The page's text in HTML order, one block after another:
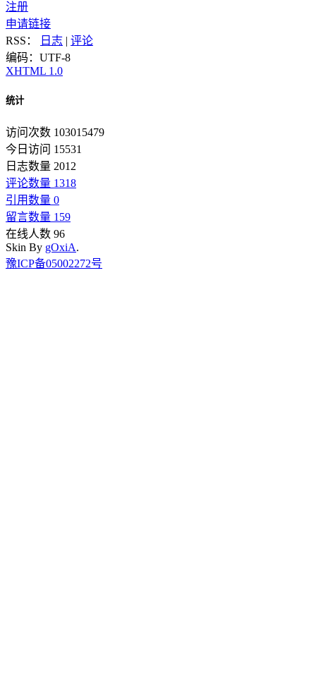
注册
申请链接
RSS：
日志 | 评论
编码：UTF-8
XHTML 1.0
统计
访问次数 103015479
今日访问 15531
日志数量 2012
评论数量 1318
引用数量 0
留言数量 159
在线人数 96
Skin By gOxiA.
豫ICP备05002272号